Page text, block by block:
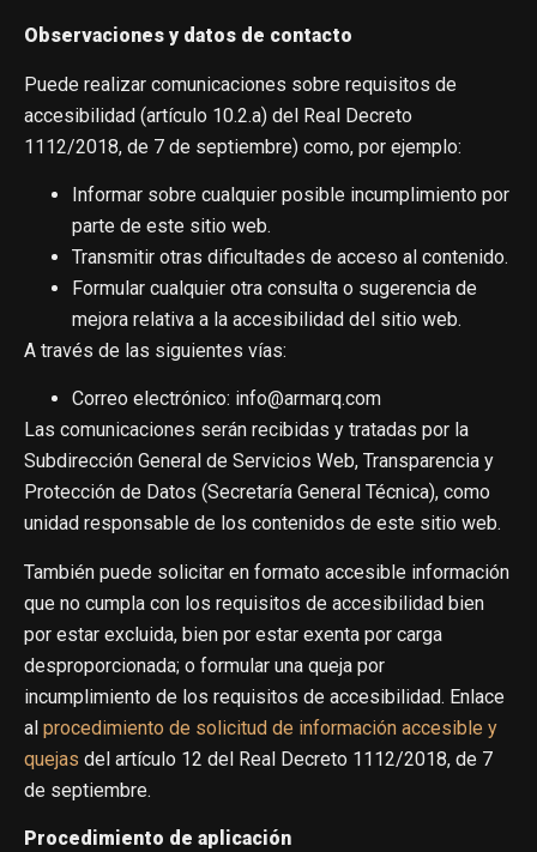
Observaciones y datos de contacto
Puede realizar comunicaciones sobre requisitos de
accesibilidad (artículo 10.2.a) del Real Decreto
1112/2018, de 7 de septiembre) como, por ejemplo:
Informar sobre cualquier posible incumplimiento por
parte de este sitio web.
Transmitir otras dificultades de acceso al contenido.
Formular cualquier otra consulta o sugerencia de
mejora relativa a la accesibilidad del sitio web.
A través de las siguientes vías:
Correo electrónico: info@armarq.com
Las comunicaciones serán recibidas y tratadas por la
Subdirección General de Servicios Web, Transparencia y
Protección de Datos (Secretaría General Técnica), como
unidad responsable de los contenidos de este sitio web.
También puede solicitar en formato accesible información
que no cumpla con los requisitos de accesibilidad bien
por estar excluida, bien por estar exenta por carga
desproporcionada; o formular una queja por
incumplimiento de los requisitos de accesibilidad. Enlace
al procedimiento de solicitud de información accesible y
quejas del artículo 12 del Real Decreto 1112/2018, de 7
de septiembre.
Procedimiento de aplicación